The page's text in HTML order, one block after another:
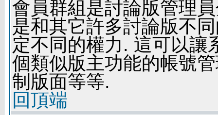
會員群組是討論版管理
是和其它許多討論版不
定不同的權力. 這可以讓
個類似版主功能的帳號
制版面等等.
回頂端